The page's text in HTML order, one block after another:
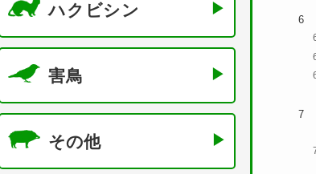
ハクビシン
害鳥
その他